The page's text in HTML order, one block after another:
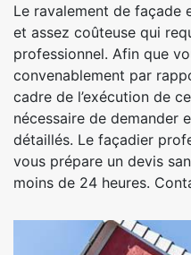
Le ravalement de façade
et assez coûteuse qui
professionnel. Afin que
convenablement par
cadre de l’exécution de
nécessaire de demander
détaillés. Le façadier
vous prépare un devis
moins de 24 heures.